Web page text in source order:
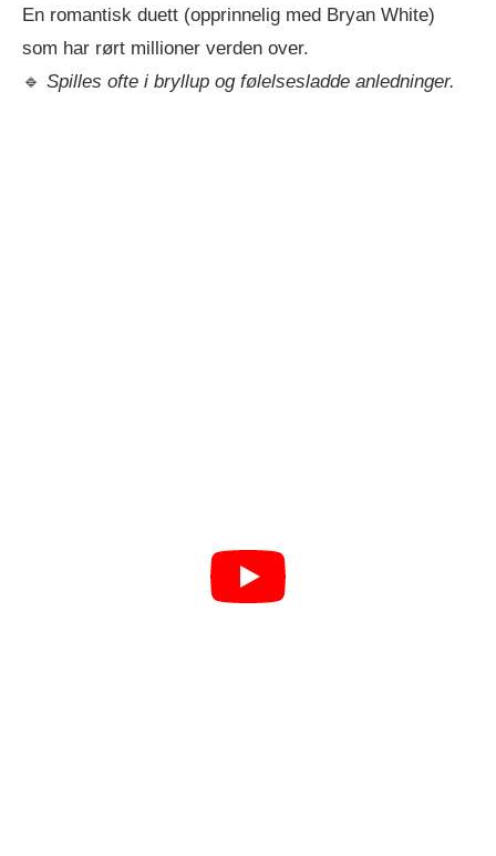
En romantisk duett (opprinnelig med Bryan White)
som har rørt millioner verden over.
🔹 Spilles ofte i bryllup og følelsesladde anledninger.